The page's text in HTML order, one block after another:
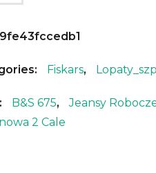
9fe43fccedb1
Fiskars,
B&s 675, Jeansy
2 Cale